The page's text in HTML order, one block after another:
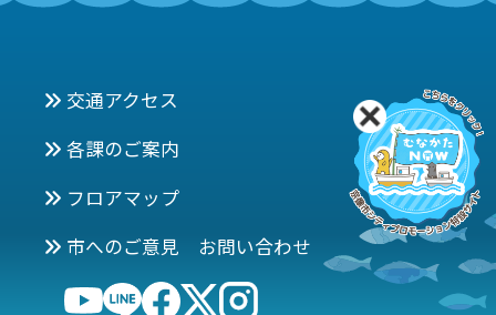
交通アクセス
各課のご案内
フロアマップ
市へのご意見 お問い合わせ